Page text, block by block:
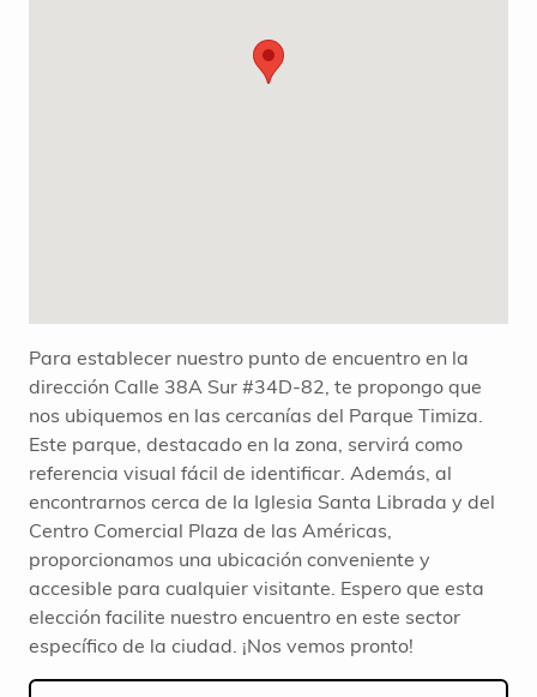
Para establecer nuestro punto de encuentro en la
dirección Calle 38A Sur #34D-82, te propongo que
nos ubiquemos en las cercanías del Parque Timiza.
Este parque, destacado en la zona, servirá como
referencia visual fácil de identificar. Además, al
encontrarnos cerca de la Iglesia Santa Librada y del
Centro Comercial Plaza de las Américas,
proporcionamos una ubicación conveniente y
accesible para cualquier visitante. Espero que esta
elección facilite nuestro encuentro en este sector
específico de la ciudad. ¡Nos vemos pronto!